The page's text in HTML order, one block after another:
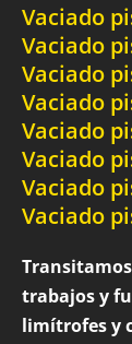
Vaciado
Vaciado
Vaciado
Vaciado
Vaciado
Vaciado
Vaciado
Vaciado
trabajos y
limítrofes y